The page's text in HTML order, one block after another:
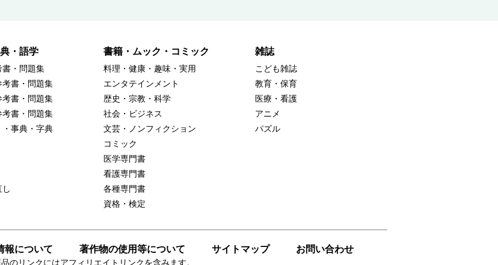
・語学
書・問題集
書・問題集
書・問題集
書・問題集
事典・字典
書籍・ムック・コミック
料理・健康・趣味・実用
エンタテインメント
歴史・宗教・科学
社会・ビジネス
文芸・ノンフィクション
コミック
医学専門書
看護専門書
各種専門書
資格・検定
雑誌
こども雑誌
教育・保育
医療・看護
アニメ
パズル
報について 著作物の使用等について サイトマップ お問い合わせ
のリンクにはアフィリエイトリンクを含みます。